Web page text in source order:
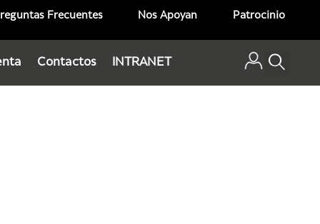
Frecuentes Nos Apoyan Patrocinio
Contactos INTRANET